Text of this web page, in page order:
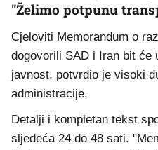
"Želimo potpunu
Cjeloviti Memorandum o
dogovorili SAD i Iran bit će
javnost, potvrdio je visoki
administracije.
Detalji i kompletan tekst
sljedeća 24 do 48 sati.